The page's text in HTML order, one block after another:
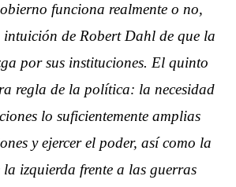
funciona realmente o no,
de Robert Dahl de que la
por sus instituciones. El quinto
regla de la política: la necesidad
lo suficientemente amplias
y ejercer el poder, así como la
izquierda frente a las guerras